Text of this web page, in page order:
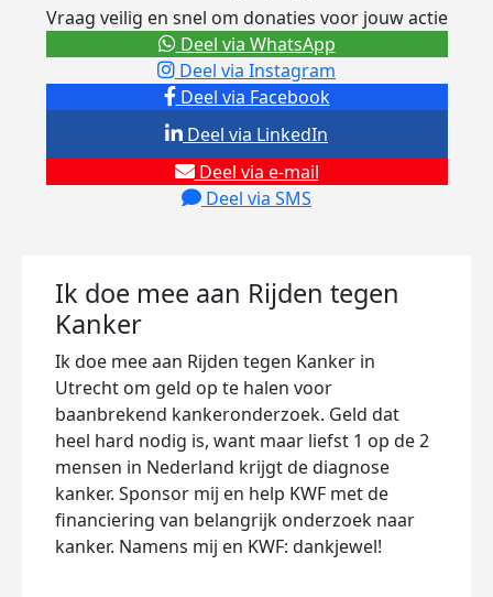
Vraag veilig en snel om donaties voor jouw actie
Deel via Facebook
Deel via Instagram
Deel via e-mail
Deel via SMS
Deel via LinkedIn
Deel via WhatsApp
Ik doe mee aan Rijden tegen
Kanker
Ik doe mee aan Rijden tegen Kanker in
Utrecht om geld op te halen voor
baanbrekend kankeronderzoek. Geld dat
heel hard nodig is, want maar liefst 1 op de 2
mensen in Nederland krijgt de diagnose
kanker. Sponsor mij en help KWF met de
financiering van belangrijk onderzoek naar
kanker. Namens mij en KWF: dankjewel!